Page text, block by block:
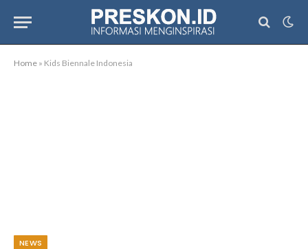
Home » Kids Biennale Indonesia
NEWS